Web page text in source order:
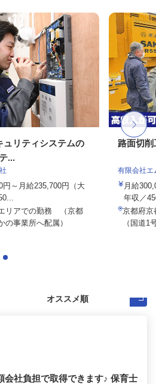
リティシステムの
...
円～月給235,700円（大
リアでの勤務 （京都
の事業所へ配属）
路面切
有限会社エ
月給
年収／
京都府京
（国道1
会社負担で取得できます♪ 保育士